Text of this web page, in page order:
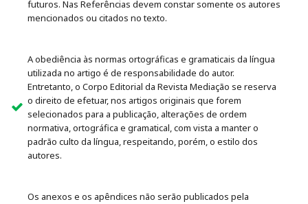
futuros. Nas Referências devem constar somente os autores
mencionados ou citados no texto.
A obediência às normas ortográficas e gramaticais da língua
utilizada no artigo é de responsabilidade do autor.
Entretanto, o Corpo Editorial da Revista Mediação se reserva
o direito de efetuar, nos artigos originais que forem
selecionados para a publicação, alterações de ordem
normativa, ortográfica e gramatical, com vista a manter o
padrão culto da língua, respeitando, porém, o estilo dos
autores.
Os anexos e os apêndices não serão publicados pela